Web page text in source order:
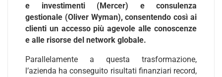
e investimenti (Mercer) e consulenza
gestionale (Oliver Wyman), consentendo così ai
clienti un accesso più agevole alle conoscenze
e alle risorse del network globale.
Parallelamente a questa trasformazione,
l’azienda ha conseguito risultati finanziari record,